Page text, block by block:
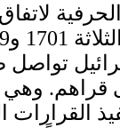
تواصل
قراهم.